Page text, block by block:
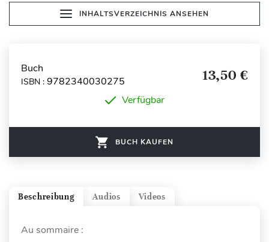
INHALTSVERZEICHNIS ANSEHEN
Buch
ISBN : 9782340030275 13,50 €
Verfügbar
BUCH KAUFEN
Videos
Audios
Beschreibung
Au sommaire :